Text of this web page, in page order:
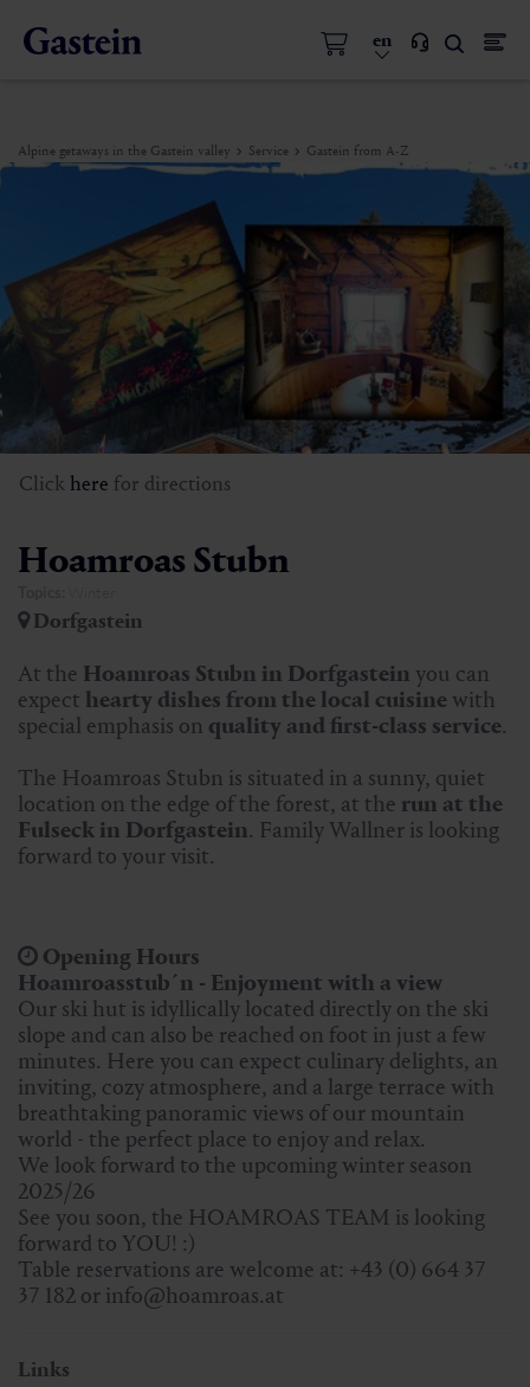
en
Alpine getaways in the Gastein valley Service Gastein from A-Z
Click here for directions
Hoamroas Stubn
Dorfgastein
At the Hoamroas Stubn in Dorfgastein you can
expect hearty dishes from the local cuisine with
special emphasis on quality and first-class service.
The Hoamroas Stubn is situated in a sunny, quiet
location on the edge of the forest, at the run at the
Fulseck in Dorfgastein. Family Wallner is looking
forward to your visit.
Opening Hours
Hoamroasstub´n - Enjoyment with a view
Our ski hut is idyllically located directly on the ski
slope and can also be reached on foot in just a few
minutes. Here you can expect culinary delights, an
inviting, cozy atmosphere, and a large terrace with
breathtaking panoramic views of our mountain
world - the perfect place to enjoy and relax.
We look forward to the upcoming winter season
2025/26
See you soon, the HOAMROAS TEAM is looking
forward to YOU! :)
Table reservations are welcome at: +43 (0) 664 37
37 182 or info@hoamroas.at
Links